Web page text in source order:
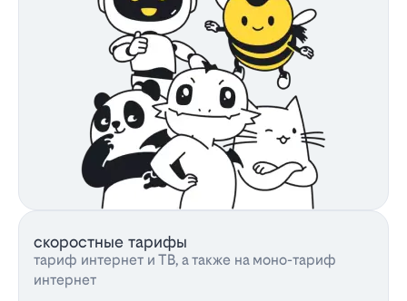
скоростные тарифы
тариф интернет и ТВ, а также на моно-тариф
интернет